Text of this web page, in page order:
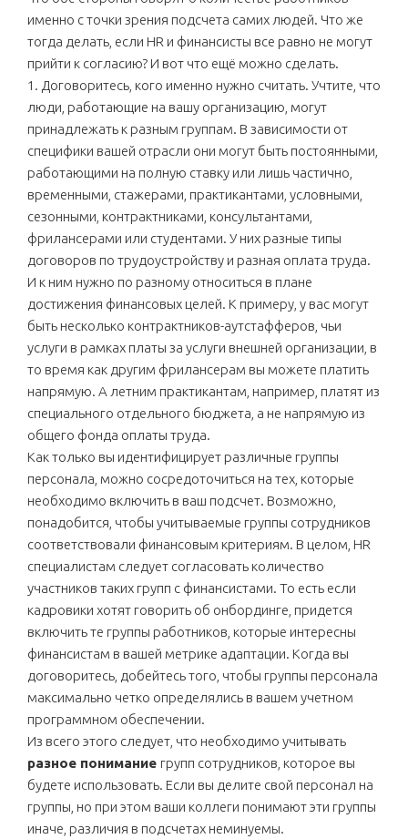
именно с точки зрения подсчета самих людей. Что же
тогда делать, если HR и финансисты все равно не могут
прийти к согласию? И вот что ещё можно сделать.
1. Договоритесь, кого именно нужно считать. Учтите, что
люди, работающие на вашу организацию, могут
принадлежать к разным группам. В зависимости от
специфики вашей отрасли они могут быть постоянными,
работающими на полную ставку или лишь частично,
временными, стажерами, практикантами, условными,
сезонными, контрактниками, консультантами,
фрилансерами или студентами. У них разные типы
договоров по трудоустройству и разная оплата труда.
И к ним нужно по разному относиться в плане
достижения финансовых целей. К примеру, у вас могут
быть несколько контрактников-аутстафферов, чьи
услуги в рамках платы за услуги внешней организации, в
то время как другим фрилансерам вы можете платить
напрямую. А летним практикантам, например, платят из
специального отдельного бюджета, а не напрямую из
общего фонда оплаты труда.
Как только вы идентифицирует различные группы
персонала, можно сосредоточиться на тех, которые
необходимо включить в ваш подсчет. Возможно,
понадобится, чтобы учитываемые группы сотрудников
соответствовали финансовым критериям. В целом, HR
специалистам следует согласовать количество
участников таких групп с финансистами. То есть если
кадровики хотят говорить об онбординге, придется
включить те группы работников, которые интересны
финансистам в вашей метрике адаптации. Когда вы
договоритесь, добейтесь того, чтобы группы персонала
максимально четко определялись в вашем учетном
программном обеспечении.
Из всего этого следует, что необходимо учитывать
разное понимание групп сотрудников, которое вы
будете использовать. Если вы делите свой персонал на
группы, но при этом ваши коллеги понимают эти группы
иначе, различия в подсчетах неминуемы.